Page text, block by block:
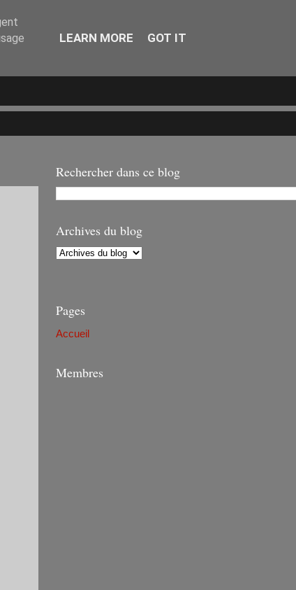
Rechercher dans ce blog
Archives du blog
Pages
Accueil
Membres
LEARN MORE GOT IT